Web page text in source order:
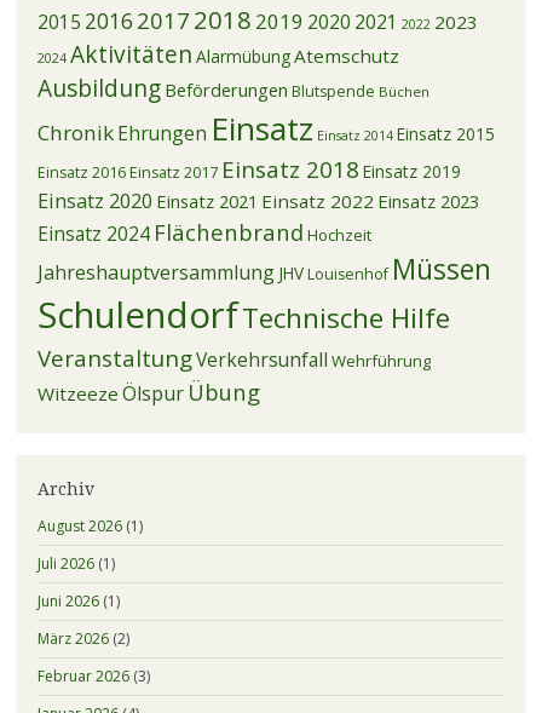
2015 2016 2017 2018 2019 2020 2021 2022 2023
2024 Aktivitäten AlarmübungAtemschutz
Ausbildung Beförderungen Blutspende Büchen
ChronikEhrungen Einsatz Einsatz 2014 Einsatz 2015
Einsatz 2016Einsatz 2017 Einsatz 2018 Einsatz 2019
Einsatz 2020 Einsatz 2021 Einsatz 2022 Einsatz 2023
Einsatz 2024 Flächenbrand Hochzeit
Jahreshauptversammlung JHVLouisenhof Müssen
SchulendorfTechnische Hilfe
VeranstaltungVerkehrsunfall Wehrführung
Witzeeze Ölspur Übung
Archiv
August 2026(1)
Juli 2026(1)
Juni 2026(1)
März 2026(2)
Februar 2026(3)